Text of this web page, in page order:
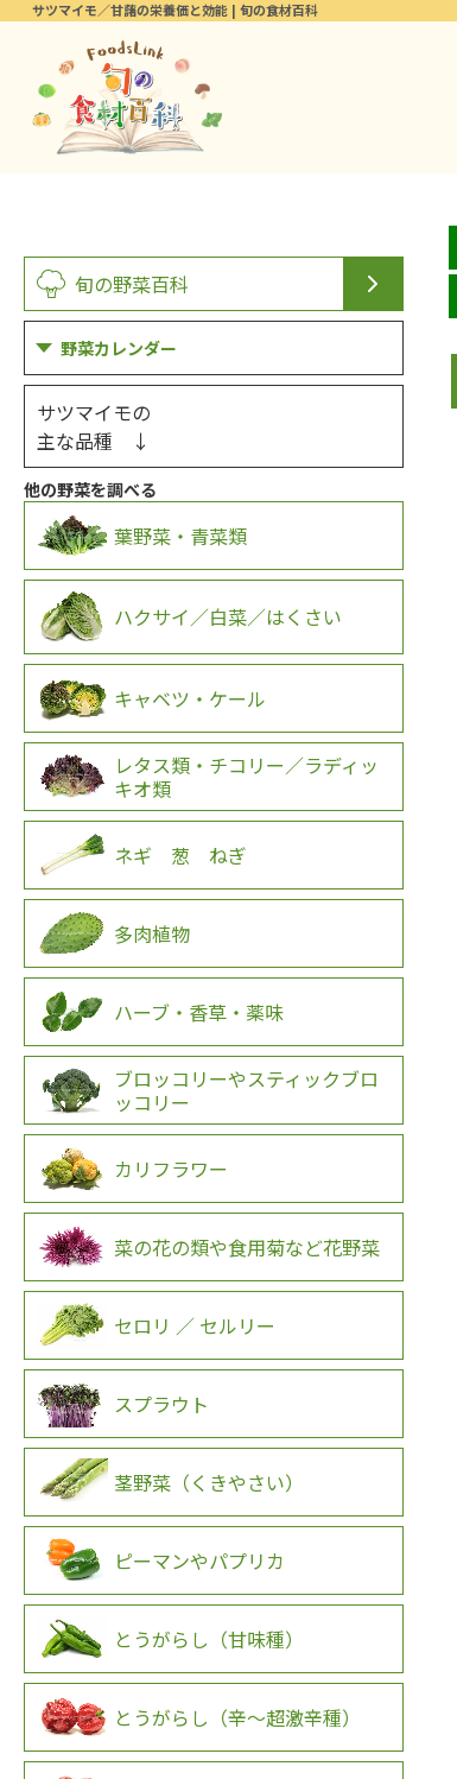
サツマイモ／甘藷の栄養価と効能 | 旬の食材百科
旬の野菜百科
野菜カレンダー
サツマイモの
主な品種 ↓
他の野菜を調べる
葉野菜・青菜類
ハクサイ／白菜／はくさい
キャベツ・ケール
レタス類・チコリー／ラディッ
キオ類
ネギ 葱 ねぎ
多肉植物
ハーブ・香草・薬味
ブロッコリーやスティックブロ
ッコリー
カリフラワー
菜の花の類や食用菊など花野菜
セロリ ／ セルリー
スプラウト
茎野菜（くきやさい）
ピーマンやパプリカ
とうがらし（甘味種）
とうがらし（辛～超激辛種）